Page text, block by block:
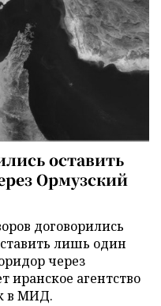
оставить
Ормузский
договорились
лишь один
через
иранское агентство
в МИД.